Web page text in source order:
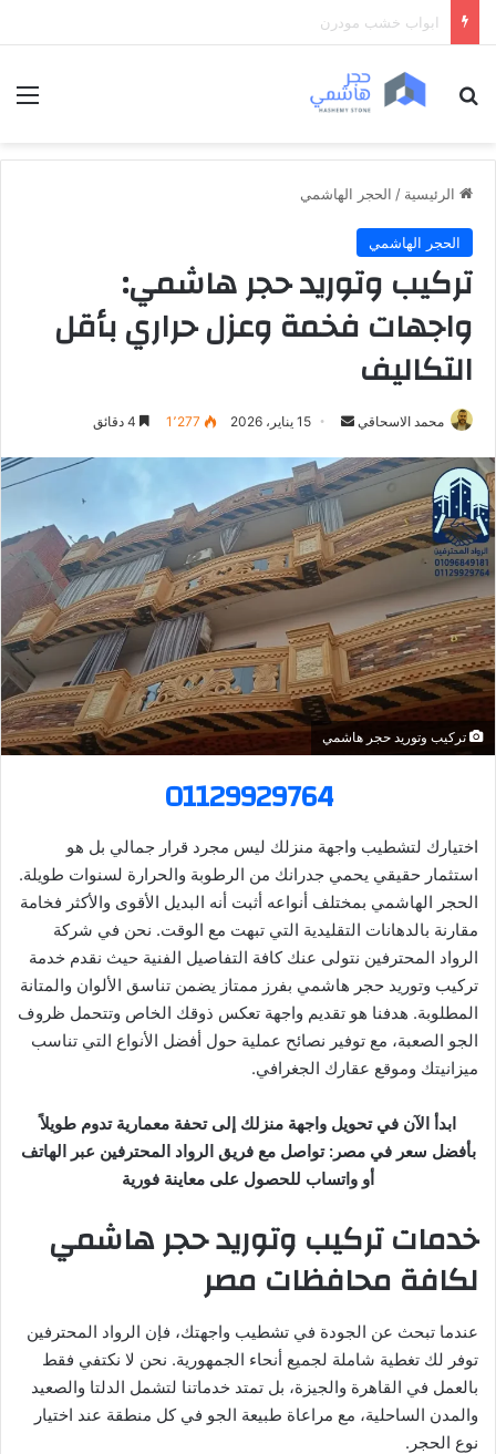
ابواب خشب داخلية فخمة
بحث عن
الرئيسية / الحجر الهاشمي
الحجر الهاشمي
تركيب وتوريد حجر هاشمي:
واجهات فخمة وعزل حراري بأقل
التكاليف
محمد الاسحاقي
س
ل
ب
ر
ي
ا
ل
ك
ت
ي
ا
15 يناير، 2026 1٬277
تركيب وتوريد حجر هاشمي
01129929764
اختيارك لتشطيب واجهة منزلك ليس مجرد قرار جمالي بل هو
استثمار حقيقي يحمي جدرانك من الرطوبة والحرارة لسنوات طويلة.
الحجر الهاشمي بمختلف أنواعه أثبت أنه البديل الأقوى والأكثر فخامة
مقارنة بالدهانات التقليدية التي تبهت مع الوقت. نحن في شركة
الرواد المحترفين نتولى عنك كافة التفاصيل الفنية حيث نقدم خدمة
تركيب وتوريد حجر هاشمي بفرز ممتاز يضمن تناسق الألوان والمتانة
المطلوبة. هدفنا هو تقديم واجهة تعكس ذوقك الخاص وتتحمل ظروف
الجو الصعبة، مع توفير نصائح عملية حول أفضل الأنواع التي تناسب
ميزانيتك وموقع عقارك الجغرافي.
ابدأ الآن في تحويل واجهة منزلك إلى تحفة معمارية تدوم طويلاً
بأفضل سعر في مصر: تواصل مع فريق الرواد المحترفين عبر الهاتف
أو واتساب للحصول على معاينة فورية
خدمات تركيب وتوريد حجر هاشمي
لكافة محافظات مصر
عندما تبحث عن الجودة في تشطيب واجهتك، فإن الرواد المحترفين
توفر لك تغطية شاملة لجميع أنحاء الجمهورية. نحن لا نكتفي فقط
بالعمل في القاهرة والجيزة، بل تمتد خدماتنا لتشمل الدلتا والصعيد
والمدن الساحلية، مع مراعاة طبيعة الجو في كل منطقة عند اختيار
نوع الحجر.